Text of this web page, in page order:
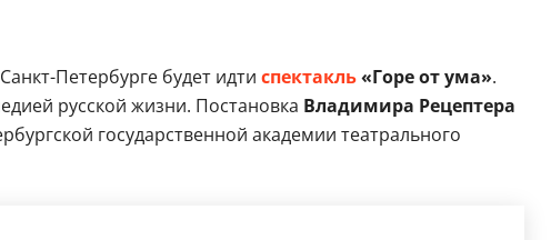
Петербурге будет идти спектакль«Горе от ума».
русской жизни. Постановка Владимира Рецептера
государственной академии театрального